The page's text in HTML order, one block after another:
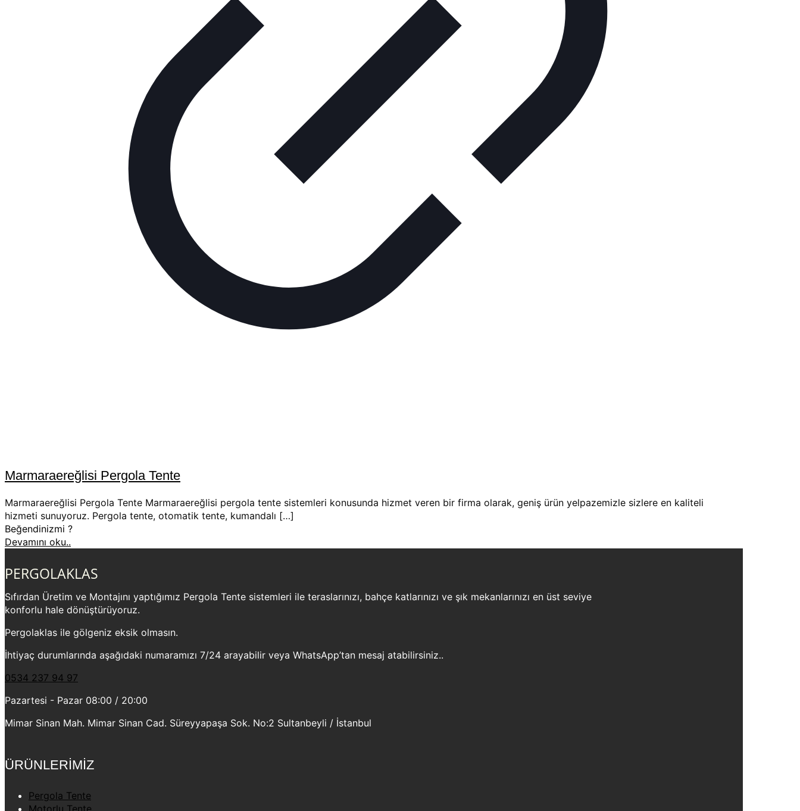
Marmaraereğlisi Pergola Tente
Marmaraereğlisi Pergola Tente Marmaraereğlisi pergola tente sistemleri konusunda hizmet veren bir firma olarak, geniş ürün yelpazemizle sizlere en kaliteli
hizmeti sunuyoruz. Pergola tente, otomatik tente, kumandalı […]
Beğendinizmi ?
Devamını oku..
PERGOLAKLAS
Sıfırdan Üretim ve Montajını yaptığımız Pergola Tente sistemleri ile teraslarınızı, bahçe katlarınızı ve şık mekanlarınızı en üst seviye
konforlu hale dönüştürüyoruz.
Pergolaklas ile gölgeniz eksik olmasın.
İhtiyaç durumlarında aşağıdaki numaramızı 7/24 arayabilir veya WhatsApp’tan mesaj atabilirsiniz..
0534 237 94 97
Pazartesi - Pazar 08:00 / 20:00
Mimar Sinan Mah. Mimar Sinan Cad. Süreyyapaşa Sok. No:2 Sultanbeyli / İstanbul
ÜRÜNLERİMİZ
Pergola Tente
Motorlu Tente